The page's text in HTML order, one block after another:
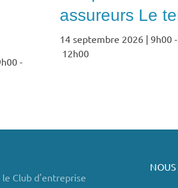
-
assureurs Le
14 septembre 2026 | 9h00 -
12h00
le Club d'entreprise